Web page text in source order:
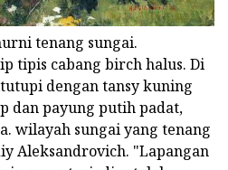
tenang sungai.
tipis cabang birch halus. Di
dengan tansy kuning
dan payung putih padat,
wilayah sungai yang tenang
Aleksandrovich. "Lapangan